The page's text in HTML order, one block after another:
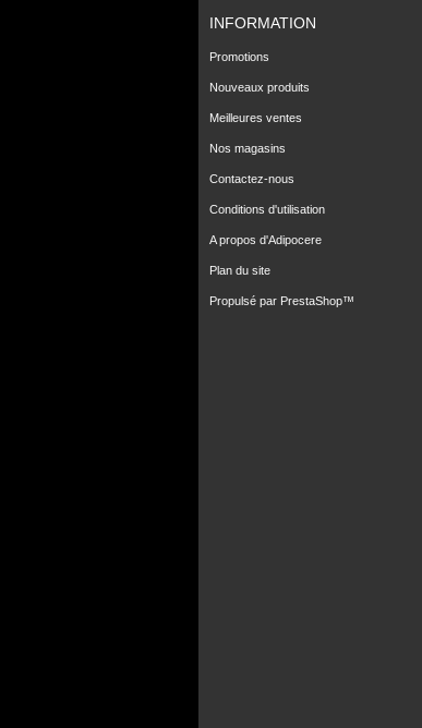
INFORMATION
Promotions
Nouveaux produits
Meilleures ventes
Nos magasins
Contactez-nous
Conditions d'utilisation
A propos d'Adipocere
Plan du site
Propulsé par PrestaShop™